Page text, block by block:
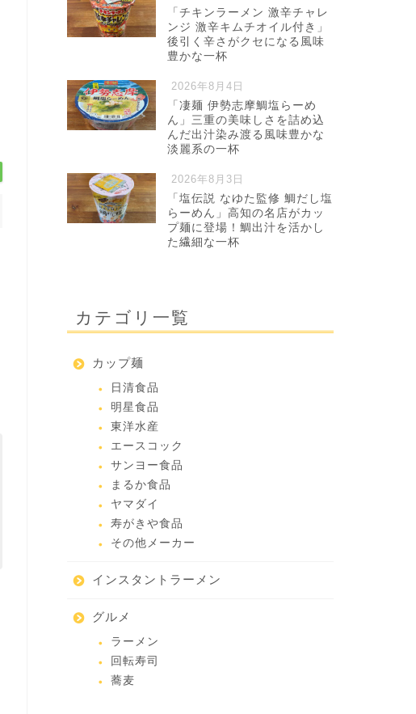
「チキンラーメン 激辛チャレ
ンジ 激辛キムチオイル付き」
後引く辛さがクセになる風味
豊かな一杯
2026年8月4日
「凄麺 伊勢志摩鯛塩らーめ
ん」三重の美味しさを詰め込
んだ出汁染み渡る風味豊かな
淡麗系の一杯
2026年8月3日
「塩伝説 なゆた監修 鯛だし塩
らーめん」高知の名店がカッ
プ麺に登場！鯛出汁を活かし
た繊細な一杯
カテゴリ一覧
カップ麺
日清食品
明星食品
東洋水産
エースコック
サンヨー食品
まるか食品
ヤマダイ
寿がきや食品
その他メーカー
インスタントラーメン
グルメ
ラーメン
回転寿司
蕎麦